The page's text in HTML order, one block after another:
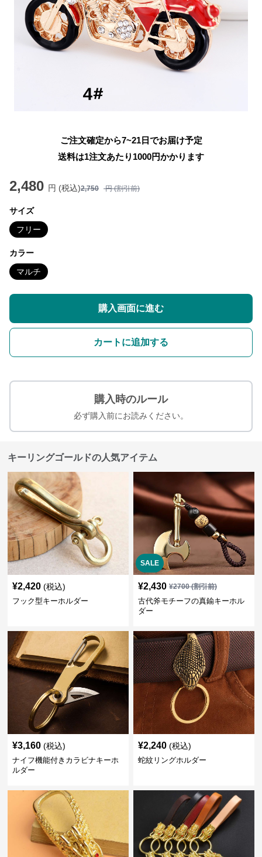
ご注文確定から7~21日でお届け予定
送料は1注文あたり 1000円かかります
2,480 円 (税込)2,750 円 (割引前)
サイズ
フリー
カラー
マルチ
購入画面に進む
カートに追加する
購入時のルール
必ず購入前にお読みください。
キーリングゴールドの人気アイテム
¥2,420 (税込)
フック型キーホルダー
SALE
¥2,430 ¥2700(割引前)
古代斧モチーフの真鍮キーホル
ダー
¥3,160 (税込)
ナイフ機能付きカラビナキーホ
ルダー
¥2,240 (税込)
蛇紋リングホルダー